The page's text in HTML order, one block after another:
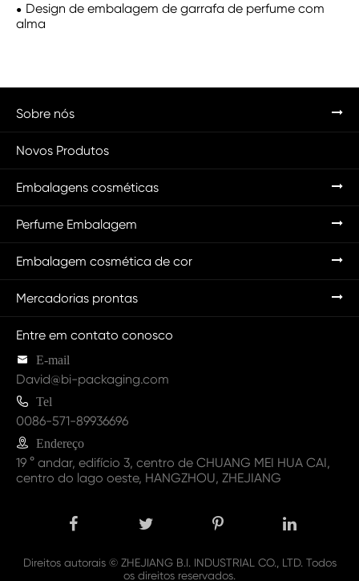
Design de embalagem de garrafa de perfume com
alma
Sobre nós
Novos Produtos
Embalagens cosméticas
Perfume Embalagem
Embalagem cosmética de cor
Mercadorias prontas
Entre em contato conosco
 E-mail
David@bi-packaging.com
 Tel
0086-571-89936696
 Endereço
19 ° andar, edifício 3, centro de CHUANG MEI HUA CAI,
centro do lago oeste, HANGZHOU, ZHEJIANG
Direitos autorais © ZHEJIANG B.I. INDUSTRIAL CO., LTD.Todos
os direitos reservados.